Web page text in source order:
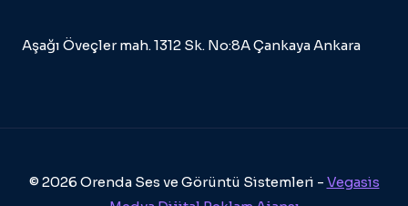
Aşağı Öveçler mah. 1312 Sk. No:8A Çankaya Ankara
© 2026 Orenda Ses ve Görüntü Sistemleri - Vegasis